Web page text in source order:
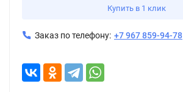
Купить в 1 клик
Заказ по телефону: +7 967 859-94-78